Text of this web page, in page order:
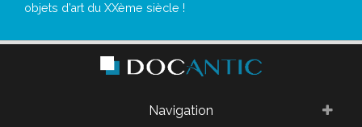
objets d’art du XXème siècle !
Navigation